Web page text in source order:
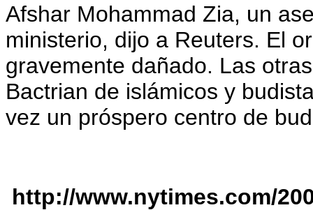
Afshar Mohammad Zia, un
ministerio, dijo a Reuters. El
gravemente dañado. Las
Bactrian de islámicos y
vez un próspero centro de
http://www.nytimes.com/